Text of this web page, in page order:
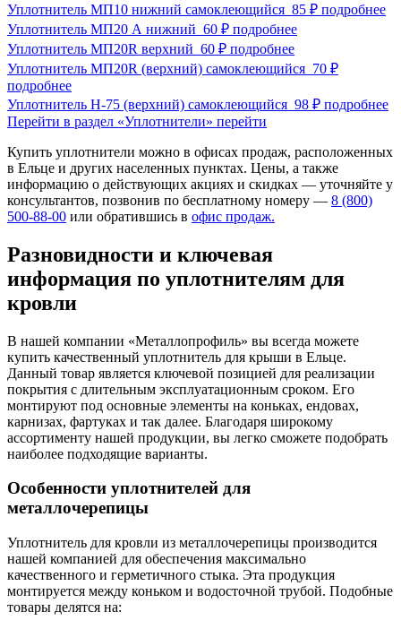
Уплотнитель МП10 нижний самоклеющийся 85 ₽ подробнее
Уплотнитель МП20 А нижний 60 ₽ подробнее
Уплотнитель МП20R верхний 60 ₽ подробнее
Уплотнитель МП20R (верхний) самоклеющийся 70 ₽
подробнее
Уплотнитель Н-75 (верхний) самоклеющийся 98 ₽ подробнее
Перейти в раздел «Уплотнители» перейти
Купить уплотнители можно в офисах продаж, расположенных
в Ельце и других населенных пунктах. Цены, а также
информацию о действующих акциях и скидках — уточняйте у
консультантов, позвонив по бесплатному номеру — 8 (800)
500-88-00 или обратившись в офис продаж.
Разновидности и ключевая
информация по уплотнителям для
кровли
В нашей компании «Металлопрофиль» вы всегда можете
купить качественный уплотнитель для крыши в Ельце.
Данный товар является ключевой позицией для реализации
покрытия с длительным эксплуатационным сроком. Его
монтируют под основные элементы на коньках, ендовах,
карнизах, фартуках и так далее. Благодаря широкому
ассортименту нашей продукции, вы легко сможете подобрать
наиболее подходящие варианты.
Особенности уплотнителей для
металлочерепицы
Уплотнитель для кровли из металлочерепицы производится
нашей компанией для обеспечения максимально
качественного и герметичного стыка. Эта продукция
монтируется между коньком и водосточной трубой. Подобные
товары делятся на: